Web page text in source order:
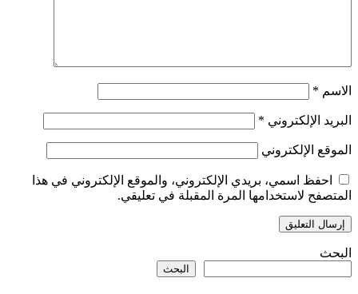
والموقع الإلكتروني في هذا
المقبلة في تعليقي.